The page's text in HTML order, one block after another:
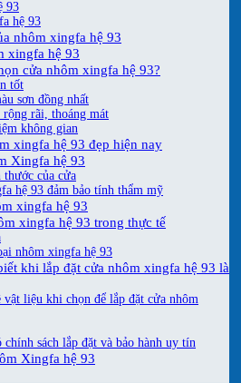
93
hệ 93
nhôm xingfa hệ 93
xingfa hệ 93
cửa nhôm xingfa hệ 93?
tốt
sơn đồng nhất
rãi, thoáng mát
không gian
xingfa hệ 93 đẹp hiện nay
Xingfa hệ 93
của cửa
hệ 93 đảm bảo tính thẩm mỹ
xingfa hệ 93
xingfa hệ 93 trong thực tế
nhôm xingfa hệ 93
khi lắp đặt cửa nhôm xingfa hệ 93 là
liệu khi chọn để lắp đặt cửa nhôm
sách lắp đặt và bảo hành uy tín
Xingfa hệ 93